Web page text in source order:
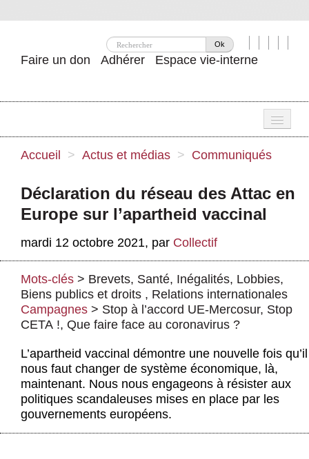
Ok
Faire un don Adhérer Espace vie-interne
Nos idées
Publications
Agenda
Actus et médias
Boutique
Accueil > Actus et médias > Communiqués
Déclaration du réseau des Attac en
Europe sur l’apartheid vaccinal
mardi 12 octobre 2021, par Collectif
Mots-clés > Brevets, Santé, Inégalités, Lobbies,
Biens publics et droits , Relations internationales
Campagnes > Stop à l’accord UE-Mercosur, Stop
CETA !, Que faire face au coronavirus ?
L’apartheid vaccinal démontre une nouvelle fois qu’il
nous faut changer de système économique, là,
maintenant. Nous nous engageons à résister aux
politiques scandaleuses mises en place par les
gouvernements européens.